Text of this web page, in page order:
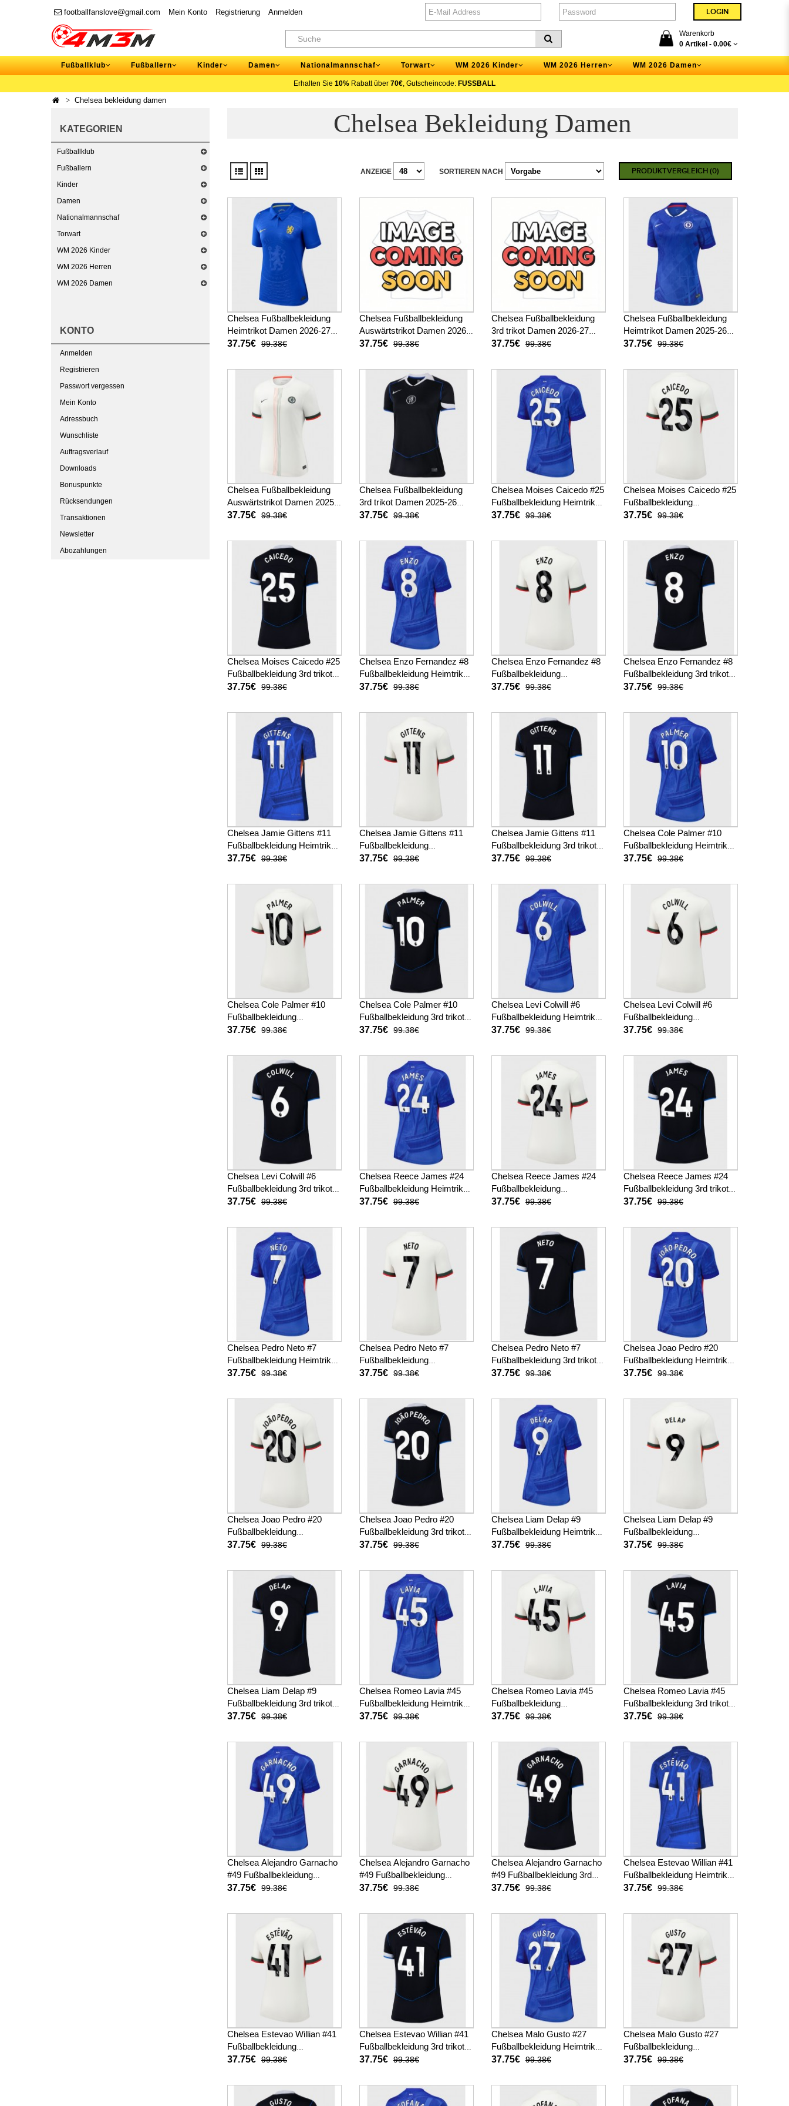
footballfanslove@gmail.com Mein Konto Registrierung Anmelden
Warenkorb
0 Artikel - 0.00€
Fußballklub Fußballern Kinder Damen Nationalmannschaf Torwart WM 2026 Kinder WM 2026 Herren WM 2026 Damen
Erhalten Sie 10% Rabatt über 70€, Gutscheincode: FUSSBALL
Chelsea bekleidung damen
KATEGORIEN
Fußballklub
Fußballern
Kinder
Damen
Nationalmannschaf
Torwart
WM 2026 Kinder
WM 2026 Herren
WM 2026 Damen
KONTO
Anmelden
Registrieren
Passwort vergessen
Mein Konto
Adressbuch
Wunschliste
Auftragsverlauf
Downloads
Bonuspunkte
Rücksendungen
Transaktionen
Newsletter
Abozahlungen
Chelsea Bekleidung Damen
PRODUKTVERGLEICH (0)
SORTIEREN NACH
ANZEIGE
Chelsea Fußballbekleidung
Heimtrikot Damen 2026-27
Kurzarm
37.75€ 99.38€
Chelsea Fußballbekleidung
Auswärtstrikot Damen 2026-
27 Kurzarm
37.75€ 99.38€
Chelsea Fußballbekleidung
3rd trikot Damen 2026-27
Kurzarm
37.75€ 99.38€
Chelsea Fußballbekleidung
Heimtrikot Damen 2025-26
Kurzarm
37.75€ 99.38€
Chelsea Fußballbekleidung
Auswärtstrikot Damen 2025-
26 Kurzarm
37.75€ 99.38€
Chelsea Fußballbekleidung
3rd trikot Damen 2025-26
Kurzarm
37.75€ 99.38€
Chelsea Moises Caicedo #25
Fußballbekleidung Heimtrikot
Damen 2025-26 Kurzarm
37.75€ 99.38€
Chelsea Moises Caicedo #25
Fußballbekleidung
Auswärtstrikot Damen 2025-
37.75€ 99.38€
Chelsea Moises Caicedo #25
Fußballbekleidung 3rd trikot
Damen 2025-26 Kurzarm
37.75€ 99.38€
Chelsea Enzo Fernandez #8
Fußballbekleidung Heimtrikot
Damen 2025-26 Kurzarm
37.75€ 99.38€
Chelsea Enzo Fernandez #8
Fußballbekleidung
Auswärtstrikot Damen 2025-
37.75€ 99.38€
Chelsea Enzo Fernandez #8
Fußballbekleidung 3rd trikot
Damen 2025-26 Kurzarm
37.75€ 99.38€
Chelsea Jamie Gittens #11
Fußballbekleidung Heimtrikot
Damen 2025-26 Kurzarm
37.75€ 99.38€
Chelsea Jamie Gittens #11
Fußballbekleidung
Auswärtstrikot Damen 2025-
37.75€ 99.38€
Chelsea Jamie Gittens #11
Fußballbekleidung 3rd trikot
Damen 2025-26 Kurzarm
37.75€ 99.38€
Chelsea Cole Palmer #10
Fußballbekleidung Heimtrikot
Damen 2025-26 Kurzarm
37.75€ 99.38€
Chelsea Cole Palmer #10
Fußballbekleidung
Auswärtstrikot Damen 2025-
37.75€ 99.38€
Chelsea Cole Palmer #10
Fußballbekleidung 3rd trikot
Damen 2025-26 Kurzarm
37.75€ 99.38€
Chelsea Levi Colwill #6
Fußballbekleidung Heimtrikot
Damen 2025-26 Kurzarm
37.75€ 99.38€
Chelsea Levi Colwill #6
Fußballbekleidung
Auswärtstrikot Damen 2025-
37.75€ 99.38€
Chelsea Levi Colwill #6
Fußballbekleidung 3rd trikot
Damen 2025-26 Kurzarm
37.75€ 99.38€
Chelsea Reece James #24
Fußballbekleidung Heimtrikot
Damen 2025-26 Kurzarm
37.75€ 99.38€
Chelsea Reece James #24
Fußballbekleidung
Auswärtstrikot Damen 2025-
37.75€ 99.38€
Chelsea Reece James #24
Fußballbekleidung 3rd trikot
Damen 2025-26 Kurzarm
37.75€ 99.38€
Chelsea Pedro Neto #7
Fußballbekleidung Heimtrikot
Damen 2025-26 Kurzarm
37.75€ 99.38€
Chelsea Pedro Neto #7
Fußballbekleidung
Auswärtstrikot Damen 2025-
37.75€ 99.38€
Chelsea Pedro Neto #7
Fußballbekleidung 3rd trikot
Damen 2025-26 Kurzarm
37.75€ 99.38€
Chelsea Joao Pedro #20
Fußballbekleidung Heimtrikot
Damen 2025-26 Kurzarm
37.75€ 99.38€
Chelsea Joao Pedro #20
Fußballbekleidung
Auswärtstrikot Damen 2025-
37.75€ 99.38€
Chelsea Joao Pedro #20
Fußballbekleidung 3rd trikot
Damen 2025-26 Kurzarm
37.75€ 99.38€
Chelsea Liam Delap #9
Fußballbekleidung Heimtrikot
Damen 2025-26 Kurzarm
37.75€ 99.38€
Chelsea Liam Delap #9
Fußballbekleidung
Auswärtstrikot Damen 2025-
37.75€ 99.38€
Chelsea Liam Delap #9
Fußballbekleidung 3rd trikot
Damen 2025-26 Kurzarm
37.75€ 99.38€
Chelsea Romeo Lavia #45
Fußballbekleidung Heimtrikot
Damen 2025-26 Kurzarm
37.75€ 99.38€
Chelsea Romeo Lavia #45
Fußballbekleidung
Auswärtstrikot Damen 2025-
37.75€ 99.38€
Chelsea Romeo Lavia #45
Fußballbekleidung 3rd trikot
Damen 2025-26 Kurzarm
37.75€ 99.38€
Chelsea Alejandro Garnacho
#49 Fußballbekleidung
Heimtrikot Damen 2025-26
37.75€ 99.38€
Chelsea Alejandro Garnacho
#49 Fußballbekleidung
Auswärtstrikot Damen 2025-
37.75€ 99.38€
Chelsea Alejandro Garnacho
#49 Fußballbekleidung 3rd
trikot Damen 2025-26
37.75€ 99.38€
Chelsea Estevao Willian #41
Fußballbekleidung Heimtrikot
Damen 2025-26 Kurzarm
37.75€ 99.38€
Chelsea Estevao Willian #41
Fußballbekleidung
Auswärtstrikot Damen 2025-
37.75€ 99.38€
Chelsea Estevao Willian #41
Fußballbekleidung 3rd trikot
Damen 2025-26 Kurzarm
37.75€ 99.38€
Chelsea Malo Gusto #27
Fußballbekleidung Heimtrikot
Damen 2025-26 Kurzarm
37.75€ 99.38€
Chelsea Malo Gusto #27
Fußballbekleidung
Auswärtstrikot Damen 2025-
37.75€ 99.38€